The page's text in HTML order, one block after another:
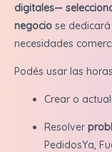
digitales—
negocio se
necesidades
Podés usar las
Crear o
Resolver
PedidosYa,